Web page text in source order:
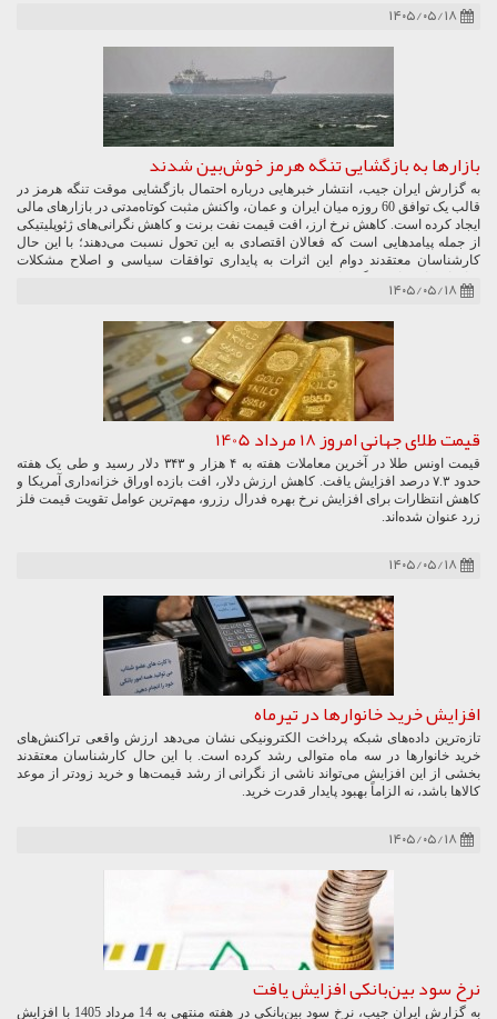
۱۴۰۵/۰۵/۱۸
بازارها به بازگشایی تنگه هرمز خوش‌بین شدند
به گزارش ایران جیب، انتشار خبرهایی درباره احتمال بازگشایی موقت تنگه هرمز در
قالب یک توافق 60 روزه میان ایران و عمان، واکنش مثبت کوتاه‌مدتی در بازارهای مالی
ایجاد کرده است. کاهش نرخ ارز، افت قیمت نفت برنت و کاهش نگرانی‌های ژئوپلیتیکی
از جمله پیامدهایی است که فعالان اقتصادی به این تحول نسبت می‌دهند؛ با این حال
کارشناسان معتقدند دوام این اثرات به پایداری توافقات سیاسی و اصلاح مشکلات
۱۴۰۵/۰۵/۱۸
قیمت طلای جهانی امروز 18 مرداد 1405
قیمت اونس طلا در آخرین معاملات هفته به ۴ هزار و ۳۴۳ دلار رسید و طی یک هفته
حدود ۷.۳ درصد افزایش یافت. کاهش ارزش دلار، افت بازده اوراق خزانه‌داری آمریکا و
کاهش انتظارات برای افزایش نرخ بهره فدرال رزرو، مهم‌ترین عوامل تقویت قیمت فلز
زرد عنوان شده‌اند.
۱۴۰۵/۰۵/۱۸
افزایش خرید خانوارها در تیرماه
تازه‌ترین داده‌های شبکه پرداخت الکترونیکی نشان می‌دهد ارزش واقعی تراکنش‌های
خرید خانوارها در سه ماه متوالی رشد کرده است. با این حال کارشناسان معتقدند
بخشی از این افزایش می‌تواند ناشی از نگرانی از رشد قیمت‌ها و خرید زودتر از موعد
کالاها باشد، نه الزاماً بهبود پایدار قدرت خرید.
۱۴۰۵/۰۵/۱۸
نرخ سود بین‌بانکی افزایش یافت
به گزارش ایران جیب، نرخ سود بین‌بانکی در هفته منتهی به 14 مرداد 1405 با افزایش